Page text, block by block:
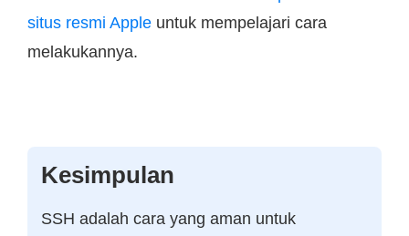
situs resmi Apple untuk mempelajari cara
melakukannya.
Kesimpulan
SSH adalah cara yang aman untuk